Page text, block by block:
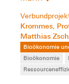
Krommes,
Matthias
Bioökonomie
Bioökonomie